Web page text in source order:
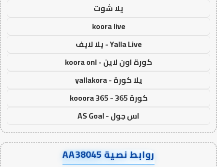
يلا شوت
koora live
Yalla Live - يلا لايف
كورة اون لاين - koora onl
يلا كورة - yallakora
كورة 365 - kooora 365
اس جول - AS Goal
روابط نصية AA38045